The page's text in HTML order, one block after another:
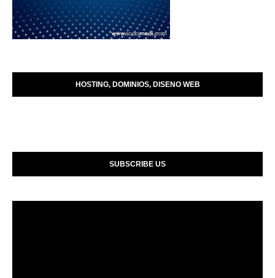
HOSTING, DOMINIOS, DISENO WEB
SUBSCRIBE US